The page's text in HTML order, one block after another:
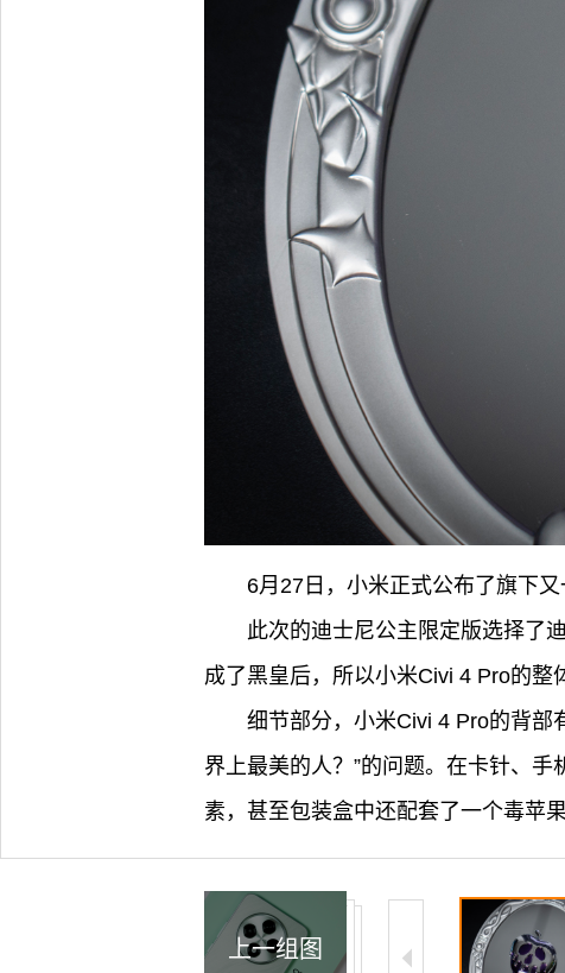
6月27日，小米正式公布了旗下
此次的迪士尼公主限定版选择了
成了黑皇后，所以小米Civi 4 Pro的整
细节部分，小米Civi 4 Pro的背部
界上最美的人？”的问题。在卡针、
素，甚至包装盒中还配套了一个毒苹
上一组图